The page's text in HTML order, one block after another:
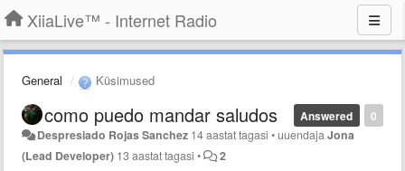
XiiaLive™ - Internet Radio
General Küsimused
0
Answered
como puedo mandar saludos
Despresiado Rojas Sanchez 14 aastat tagasi •uuendajaJona
(Lead Developer) 13 aastat tagasi • 2